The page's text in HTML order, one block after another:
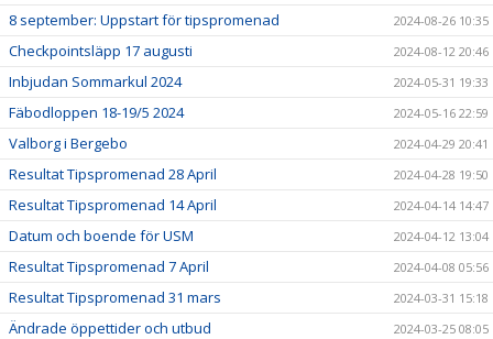
8 september: Uppstart för tipspromenad 2024-08-26 10:35
Checkpointsläpp 17 augusti 2024-08-12 20:46
Inbjudan Sommarkul 2024 2024-05-31 19:33
Fäbodloppen 18-19/5 2024 2024-05-16 22:59
Valborg i Bergebo 2024-04-29 20:41
Resultat Tipspromenad 28 April 2024-04-28 19:50
Resultat Tipspromenad 14 April 2024-04-14 14:47
Datum och boende för USM 2024-04-12 13:04
Resultat Tipspromenad 7 April 2024-04-08 05:56
Resultat Tipspromenad 31 mars 2024-03-31 15:18
Ändrade öppettider och utbud 2024-03-25 08:05